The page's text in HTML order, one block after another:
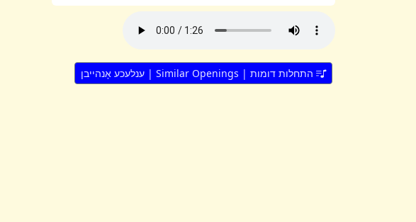
התחלות דומות | Similar Openings | ענלעכע אָנהייבן